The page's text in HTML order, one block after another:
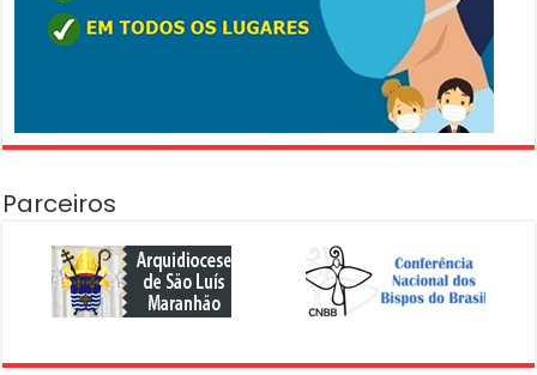
Parceiros